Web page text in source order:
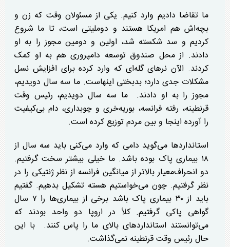
ما تقاضا دادیم وارد کنیم. یکی از مسئولان وقت که زن و
بچه‌اش هم امریکا هستند و دوملیتی است، تا ما شروع
کردیم و سد شکسته شد، اولین و دومین مجوز را به او
دادند. از محل صندوق توسعه دامپروری هم به او کمک
کردند. الآن نر‌های گله‌ای که وارد کرده برای افزایش نسل
مشکلات جدی دارد؛ بدبختی اینهاست. ما سه سال دویدیم،
مجوز را به او دادند. ما سه سال دویدیم، رئیس وقت
قرنطینه، رفته فرانسه، بوریه‌خری و چوبداری، دام بی‌کیفیت
را آورده اینجا و بین مردم توزیع کرده است.
استاندارد‌ها می‌گوید دامی که وارد می‌کنی باید سه سال از
۱۸ بیماری پاک بوده باشد. ما خیلی بیشتر سخت گرفتیم.
دو انحراف‌معیار بالاتر از میانگین فرانسه از نظر ژنتیکی را در
نظر گرفتیم. چون می‌خواستیم هسته تشکیل بدهیم. گفتیم
باید از ۳۰ بیماری پاک باشد برخی از بیماری‌ها را ۷ سال
گواهی پاکی گرفتیم. کلاً در اروپا دو واحد بودند که
می‌توانستند استاندارد‌های بالای ما را پاس کنند. با این
حال رئیس وقت قرنطینه نمی‌گذاشت.